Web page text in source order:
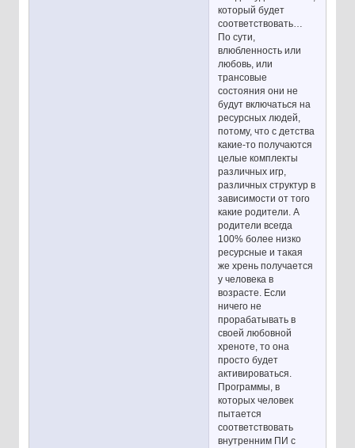
который будет
соответствовать…
По сути,
влюбленность или
любовь, или
трансовые
состояния они не
будут включаться на
ресурсных людей,
потому, что с детства
какие-то получаются
целые комплекты
различных игр,
различных структур в
зависимости от того
какие родители. А
родители всегда
100% более низко
ресурсные и такая
же хрень получается
у человека в
возрасте. Если
ничего не
прорабатывать в
своей любовной
хреноте, то она
просто будет
активироваться.
Программы, в
которых человек
пытается
соответствовать
внутренним ПИ с